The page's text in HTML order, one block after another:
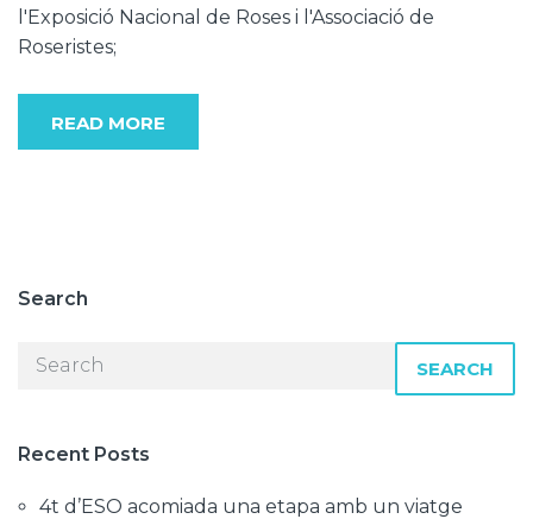
l'Exposició Nacional de Roses i l'Associació de
Roseristes;
READ MORE
Search
SEARCH
Recent Posts
4t d’ESO acomiada una etapa amb un viatge